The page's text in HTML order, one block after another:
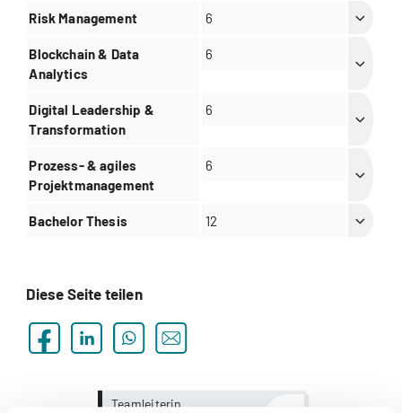
Risk Management 6
Blockchain & Data
Analytics
6
Digital Leadership &
Transformation
6
Prozess- & agiles
Projektmanagement
6
Bachelor Thesis 12
Diese Seite teilen
Teamleiterin
more...
more...